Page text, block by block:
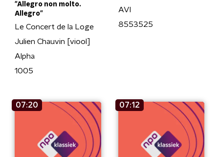
"Allegro non molto.
Allegro"
Le Concert de la Loge
Julien Chauvin [viool]
Alpha
1005
AVI
8553525
07:20 07:12